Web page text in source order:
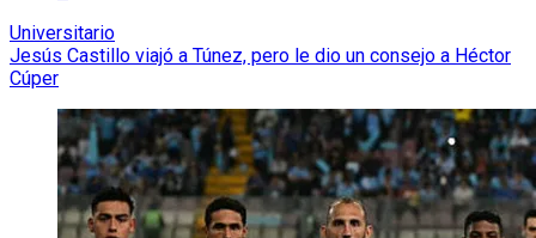
Universitario
Jesús Castillo viajó a Túnez, pero le dio un consejo a Héctor
Cúper